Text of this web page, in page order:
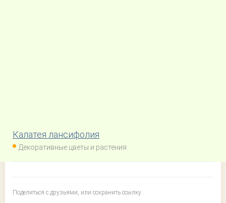
Калатея лансифолия
Декоративные цветы и растения
Поделиться с друзьями, или сохранить ссылку